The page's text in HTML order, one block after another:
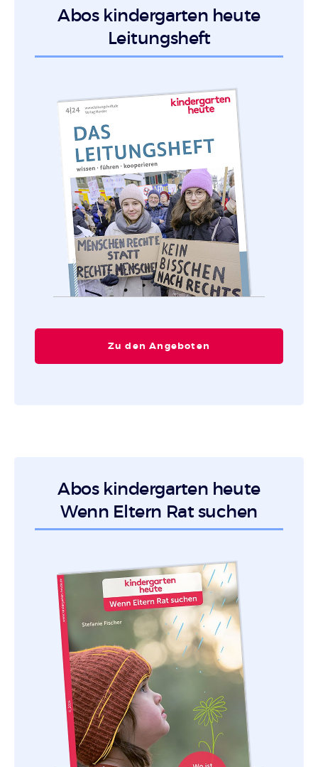
Abos kindergarten heute
Leitungsheft
Zu den Angeboten
Abos kindergarten heute
Wenn Eltern Rat suchen